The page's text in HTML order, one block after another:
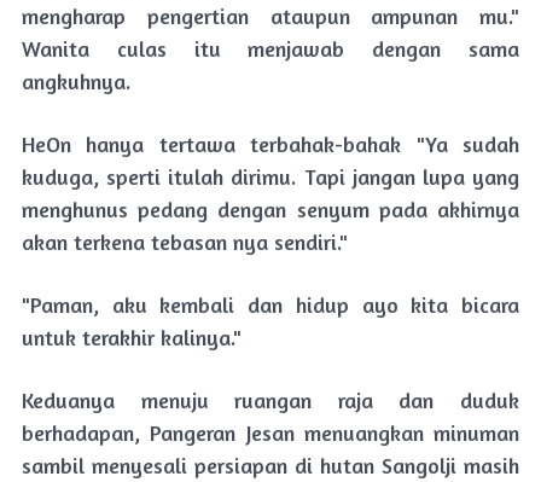
mengharap pengertian ataupun ampunan mu."
Wanita culas itu menjawab dengan sama
angkuhnya.
HeOn hanya tertawa terbahak-bahak "Ya sudah
kuduga, sperti itulah dirimu. Tapi jangan lupa yang
menghunus pedang dengan senyum pada akhirnya
akan terkena tebasan nya sendiri."
"Paman, aku kembali dan hidup ayo kita bicara
untuk terakhir kalinya."
Keduanya menuju ruangan raja dan duduk
berhadapan, Pangeran Jesan menuangkan minuman
sambil menyesali persiapan di hutan Sangolji masih